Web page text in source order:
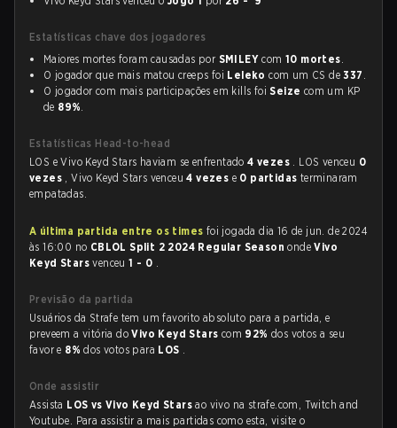
Estatísticas chave dos jogadores
Maiores mortes foram causadas por SMILEY com10 mortes.
O jogador que mais matou creeps foi Leleko com um CS de337 .
O jogador com mais participações em kills foiSeize com um KP
de 89%.
Estatísticas Head-to-head
LOS e Vivo Keyd Stars haviam se enfrentado4 vezes . LOS venceu 0
vezes , Vivo Keyd Stars venceu4 vezes e 0 partidas terminaram
empatadas.
A última partida entre os times foi jogada dia 16 de jun. de 2024
às 16:00 no CBLOL Split 2 2024 Regular SeasonondeVivo
Keyd Starsvenceu1 - 0 .
Previsão da partida
Usuários da Strafe tem um favorito absoluto para a partida, e
preveem a vitória doVivo Keyd Stars com 92%dos votos a seu
favor e 8%dos votos para LOS .
Onde assistir
Assista LOS vs Vivo Keyd Starsao vivo na strafe.com, Twitch and
Youtube. Para assistir a mais partidas como esta, visite o